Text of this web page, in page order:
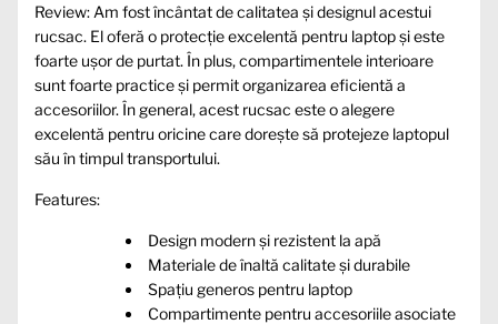
Review: Am fost încântat de calitatea și designul acestui
rucsac. El oferă o protecție excelentă pentru laptop și este
foarte ușor de purtat. În plus, compartimentele interioare
sunt foarte practice și permit organizarea eficientă a
accesoriilor. În general, acest rucsac este o alegere
excelentă pentru oricine care dorește să protejeze laptopul
său în timpul transportului.
Features:
Design modern și rezistent la apă
Materiale de înaltă calitate și durabile
Spațiu generos pentru laptop
Compartimente pentru accesoriile asociate